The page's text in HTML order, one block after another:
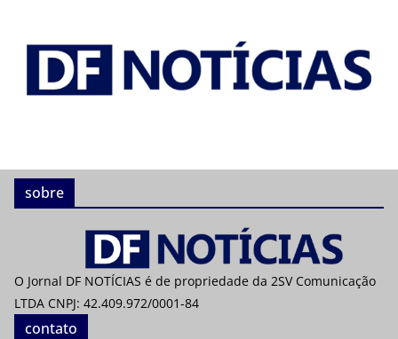
sobre
O Jornal DF NOTÍCIAS é de propriedade da 2SV Comunicação
LTDA CNPJ: 42.409.972/0001-84
contato